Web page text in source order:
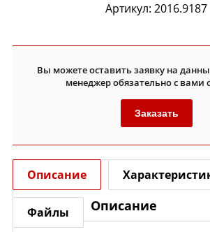
Артикул: 2016.9187
Вы можете оставить заявку на
менеджер обязательно с вами
Заказать
Описание
Файлы Описание